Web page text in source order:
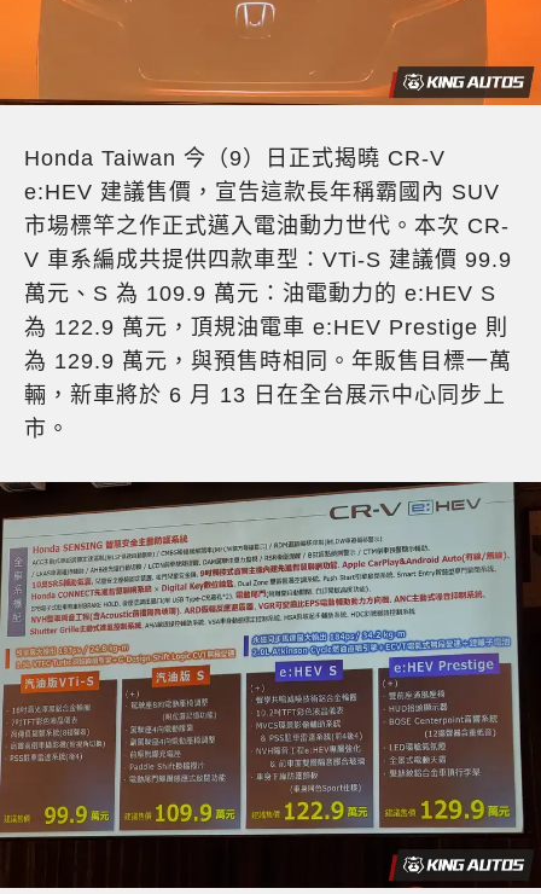
Honda Taiwan 今（9）日正式揭曉 CR-V
e:HEV 建議售價，宣告這款長年稱霸國內 SUV
市場標竿之作正式邁入電油動力世代。本次 CR-
V 車系編成共提供四款車型：VTi-S 建議價 99.9
萬元、S 為 109.9 萬元：油電動力的 e:HEV S
為 122.9 萬元，頂規油電車 e:HEV Prestige 則
為 129.9 萬元，與預售時相同。年販售目標一萬
輛，新車將於 6 月 13 日在全台展示中心同步上
市。